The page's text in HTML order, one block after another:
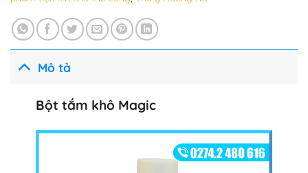
Mô tả
Bột tắm khô Magic